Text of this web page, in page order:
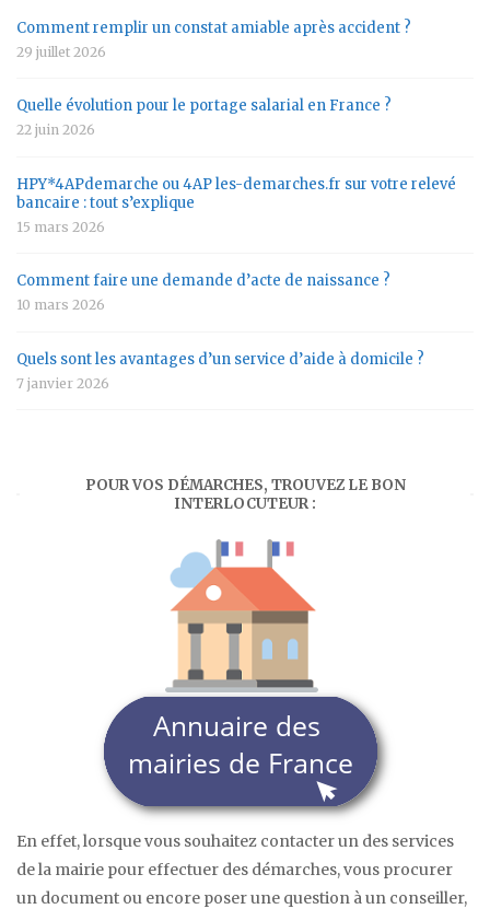
Comment remplir un constat amiable après accident ?
29 juillet 2026
Quelle évolution pour le portage salarial en France ?
22 juin 2026
HPY*4APdemarche ou 4AP les-demarches.fr sur votre relevé
bancaire : tout s’explique
15 mars 2026
Comment faire une demande d’acte de naissance ?
10 mars 2026
Quels sont les avantages d’un service d’aide à domicile ?
7 janvier 2026
POUR VOS DÉMARCHES, TROUVEZ LE BON
INTERLOCUTEUR :
En effet, lorsque vous souhaitez contacter un des services
de la mairie pour effectuer des démarches, vous procurer
un document ou encore poser une question à un conseiller,